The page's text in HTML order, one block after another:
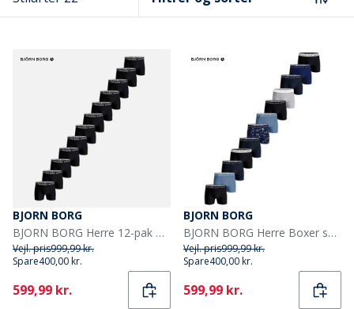
BJORN BORG
BJORN BORG Herre 12-pak Bomuld Stretch Boxers Multipack 1
Vejl. pris999,99 kr.
Spare400,00 kr.
Current
599,99 kr.
BJORN BORG
BJORN BORG Herre Boxer shorts Flerfarvet
Vejl. pris999,99 kr.
Spare400,00 kr.
Current
599,99 kr.